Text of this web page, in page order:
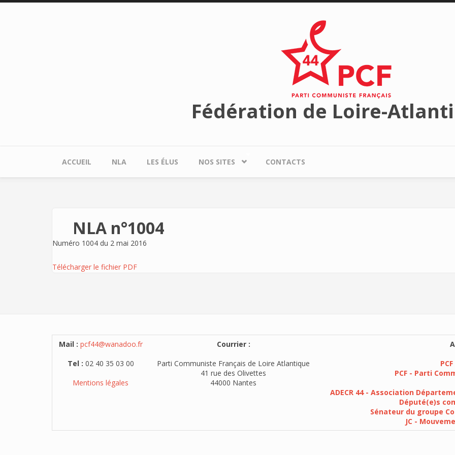
Aller au contenu principal
Fédération de Loire-
ACCUEIL NLA LES ÉLUS NOS SITES CONTACTS
NLA n°1004
Numéro 1004 du 2 mai 2016
Télécharger le fichier PDF
Mail : pcf44@wanadoo.fr
Tel : 02 40 35 03 00
Mentions légales
Courrier :
Parti Communiste Français de Loire Atlantique
41 rue des Olivettes
44000 Nantes
PCF - Parti
ADECR 44 - Association
Député(e)s
Sénateur du groupe
JC -